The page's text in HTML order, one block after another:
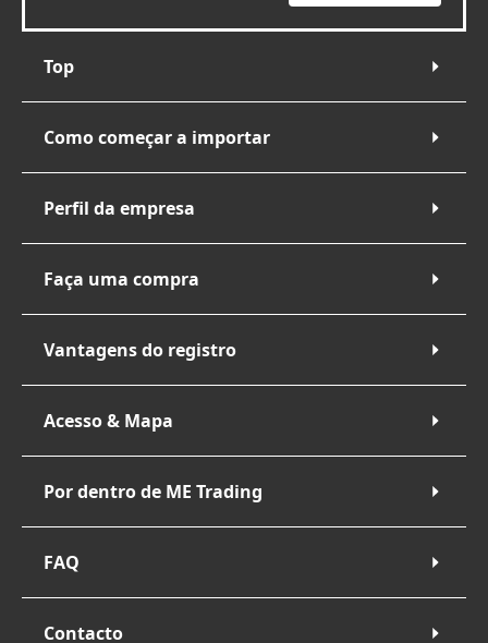
Top
Como começar a importar
Perfil da empresa
Faça uma compra
Vantagens do registro
Acesso & Mapa
Por dentro de ME Trading
FAQ
Contacto